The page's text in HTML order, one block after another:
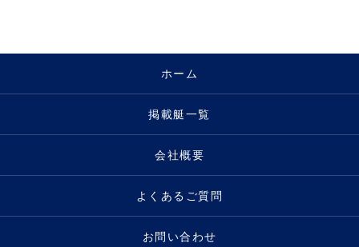
ホーム
掲載艇一覧
会社概要
よくあるご質問
お問い合わせ